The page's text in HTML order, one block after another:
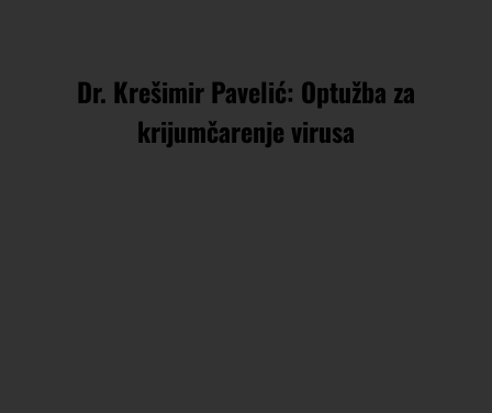
Dr. Krešimir Pavelić: Optužba za
krijumčarenje virusa